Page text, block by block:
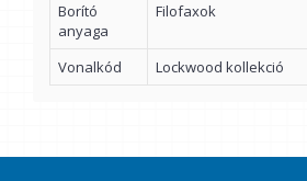
Borító
anyaga
Filofaxok
Vonalkód Lockwood kollekció